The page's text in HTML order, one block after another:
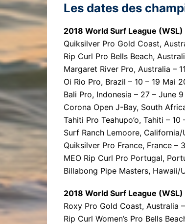
Les dates des
2018 World Surf League
Quiksilver Pro Gold Coast,
Rip Curl Pro Bells Beach,
Margaret River Pro, Australia –
Oi Rio Pro, Brazil – 10 – 19 Mai
Bali Pro, Indonesia – 27 – June
Corona Open J-Bay, South
Tahiti Pro Teahupo’o, Tahiti – 10
Surf Ranch Lemoore,
Quiksilver Pro France, France –
MEO Rip Curl Pro Portugal,
Billabong Pipe Masters, Hawaii/
2018 World Surf League
Roxy Pro Gold Coast, Australia
Rip Curl Women’s Pro Bells